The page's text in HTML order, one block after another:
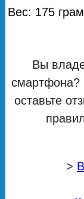
Вес: 175
Вы
смартфона?
оставьте
>